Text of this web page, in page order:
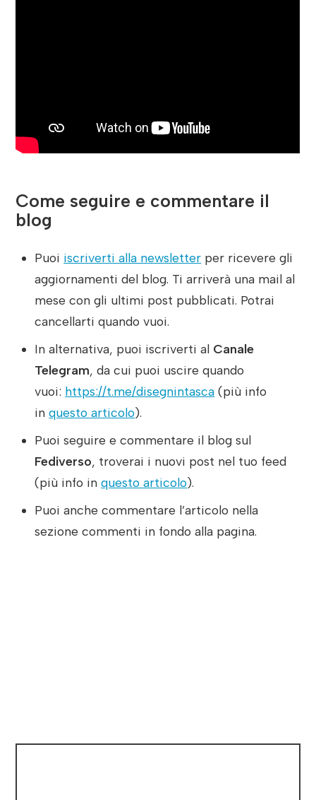
Come seguire e commentare il
blog
Puoi iscriverti alla newsletter per ricevere gli
aggiornamenti del blog. Ti arriverà una mail al
mese con gli ultimi post pubblicati. Potrai
cancellarti quando vuoi.
In alternativa, puoi iscriverti al Canale
Telegram, da cui puoi uscire quando
vuoi: https://t.me/disegnintasca (più info
inquesto articolo).
Puoi seguire e commentare il blog sul
Fediverso, troverai i nuovi post nel tuo feed
(più info inquesto articolo).
Puoi anche commentare l’articolo nella
sezione commenti in fondo alla pagina.